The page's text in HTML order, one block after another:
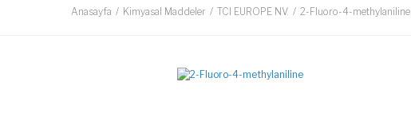
Anasayfa Kimyasal Maddeler TCI EUROPE NV. 2-Fluoro-4-methylaniline